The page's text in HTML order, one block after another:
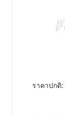
ราคาปกติ: